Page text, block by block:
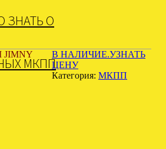
ЗНАТЬ О
МКПП
В НАЛИЧИЕ.УЗНАТЬ
ЦЕНУ
Категория: МКПП